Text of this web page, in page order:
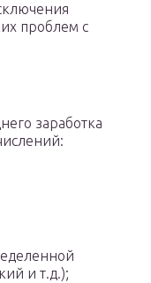
проблем с
заработка
и т.д.);